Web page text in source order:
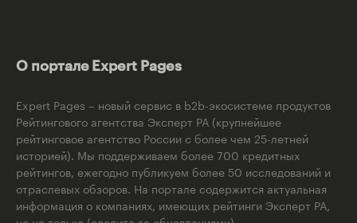
О портале Expert Pages
Expert Pages – новый сервис в b2b-экосистеме продуктов
Рейтингового агентства Эксперт РА (крупнейшее
рейтинговое агентство России с более чем 25-летней
историей). Мы поддерживаем более 700 кредитных
рейтингов, ежегодно публикуем более 50 исследований и
отраслевых обзоров. На портале содержится актуальная
информация о компаниях, имеющих рейтинги Эксперт РА,